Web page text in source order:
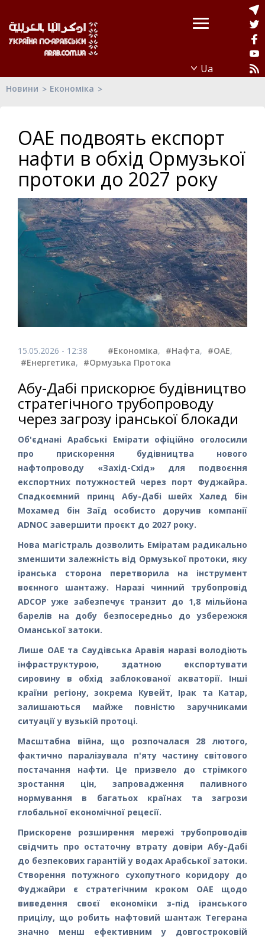
Новини Економіка
ОАЕ подвоять експорт
нафти в обхід Ормузької
протоки до 2027 року
15.05.2026 - 12:38 #Економіка, #Нафта, #ОАЕ,
#Енергетика, #Ормузька Протока
Абу-Дабі прискорює будівництво
стратегічного трубопроводу
через загрозу іранської блокади
Об'єднані Арабські Емірати офіційно оголосили
про прискорення будівництва нового
нафтопроводу «Захід-Схід» для подвоєння
експортних потужностей через порт Фуджайра.
Спадкоємний принц Абу-Дабі шейх Халед бін
Мохамед бін Заїд особисто доручив компанії
ADNOC завершити проєкт до 2027 року.
Нова магістраль дозволить Еміратам радикально
зменшити залежність від Ормузької протоки, яку
іранська сторона перетворила на інструмент
воєнного шантажу. Наразі чинний трубопровід
ADCOP уже забезпечує транзит до 1,8 мільйона
барелів на добу безпосередньо до узбережжя
Оманської затоки.
Лише ОАЕ та Саудівська Аравія наразі володіють
інфраструктурою, здатною експортувати
сировину в обхід заблокованої акваторії. Інші
країни регіону, зокрема Кувейт, Ірак та Катар,
залишаються майже повністю заручниками
ситуації у вузькій протоці.
Масштабна війна, що розпочалася 28 лютого,
фактично паралізувала п'яту частину світового
постачання нафти. Це призвело до стрімкого
зростання цін, запровадження паливного
нормування в багатьох країнах та загрози
глобальної економічної рецесії.
Прискорене розширення мережі трубопроводів
свідчить про остаточну втрату довіри Абу-Дабі
до безпекових гарантій у водах Арабської затоки.
Створення потужного сухопутного коридору до
Фуджайри є стратегічним кроком ОАЕ щодо
виведення своєї економіки з-під іранського
прицілу, що робить нафтовий шантаж Тегерана
значно менш ефективним у довгостроковій